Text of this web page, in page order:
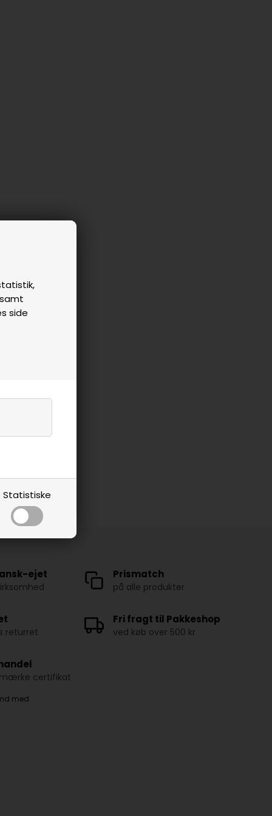
side
Statistiske
ejet Prismatch
på alle produkter
returret
Fri fragt til Pakkeshop
ved køb over 500 kr
certifikat